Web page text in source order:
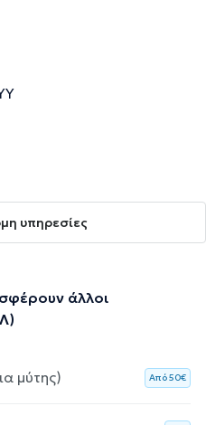
υπηρεσίες
άλλοι
μύτης) Aπό 50€